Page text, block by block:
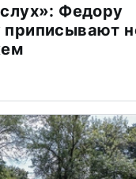
Федору
приписывают